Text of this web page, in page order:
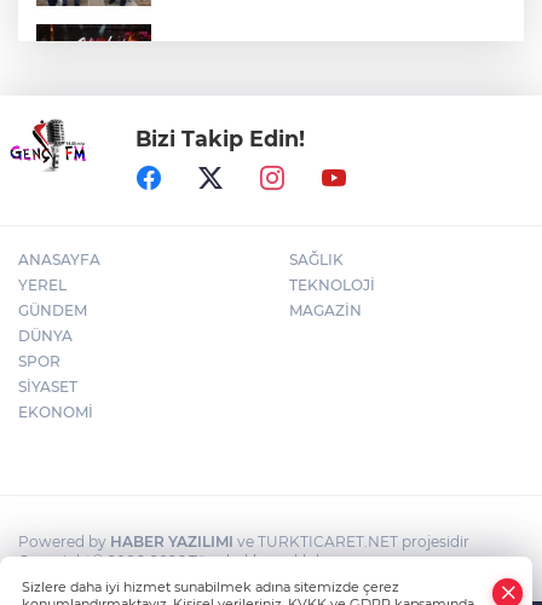
30 ilde DEAŞ'a 104 gözaltı!
Bizi Takip Edin!
ANASAYFA
YEREL
GÜNDEM
DÜNYA
SPOR
SİYASET
EKONOMİ
SAĞLIK
TEKNOLOJİ
MAGAZİN
Powered by HABER YAZILIMI ve TURKTICARET.NET projesidir
Copyright© 2006-2026 Tüm hakları saklıdır.
Sizlere daha iyi hizmet sunabilmek adına sitemizde çerez